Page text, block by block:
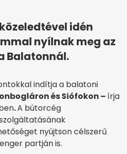
idén
nyílnak meg az
Balatonnál.
indítja a balatoni
és Siófokon –írja
.A bútorcég
nyújtson célszerű
partján is.